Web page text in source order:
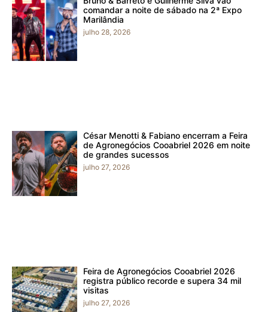
comandar a noite de sábado na 2ª Expo
Marilândia
julho 28, 2026
César Menotti & Fabiano encerram a Feira
de Agronegócios Cooabriel 2026 em noite
de grandes sucessos
julho 27, 2026
Feira de Agronegócios Cooabriel 2026
registra público recorde e supera 34 mil
visitas
julho 27, 2026